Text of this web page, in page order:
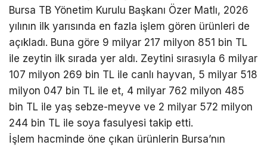
Bursa TB Yönetim Kurulu Başkanı Özer Matlı, 2026
yılının ilk yarısında en fazla işlem gören ürünleri de
açıkladı. Buna göre 9 milyar 217 milyon 851 bin TL
ile zeytin ilk sırada yer aldı. Zeytini sırasıyla 6 milyar
107 milyon 269 bin TL ile canlı hayvan, 5 milyar 518
milyon 047 bin TL ile et, 4 milyar 762 milyon 485
bin TL ile yaş sebze-meyve ve 2 milyar 572 milyon
244 bin TL ile soya fasulyesi takip etti.
İşlem hacminde öne çıkan ürünlerin Bursa’nın